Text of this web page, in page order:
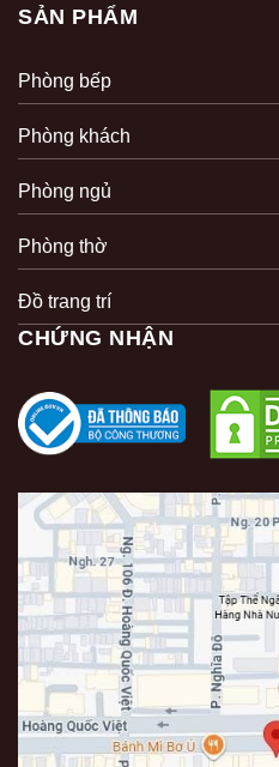
SẢN PHẨM
Phòng bếp
Phòng khách
Phòng ngủ
Phòng thờ
Đồ trang trí
CHỨNG NHẬN